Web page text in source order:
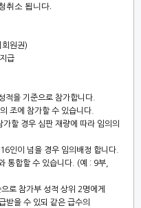
취소 됩니다.
회원권)
급
적을 기준으로 참가합니다.
조에 참가할 수 있습니다.
할 경우 심판 재량에 따라 임의의
16인이 넘을 경우 임의배정 합니다.
통합할 수 있습니다. (예 : 9부,
로 참가부 성적 상위 2명에게
받을 수 있되 같은 급수의